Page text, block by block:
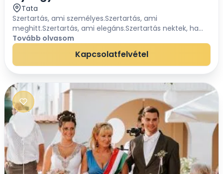
Tata
Szertartás, ami személyes.Szertartás, ami
meghitt.Szertartás, ami elegáns.Szertartás nektek, ha
indultok a gyönyörű, közös utatokon.És szertartás érte és
neki, akinek véget ért az útja itt a f...
Tovább olvasom
Kapcsolatfelvétel